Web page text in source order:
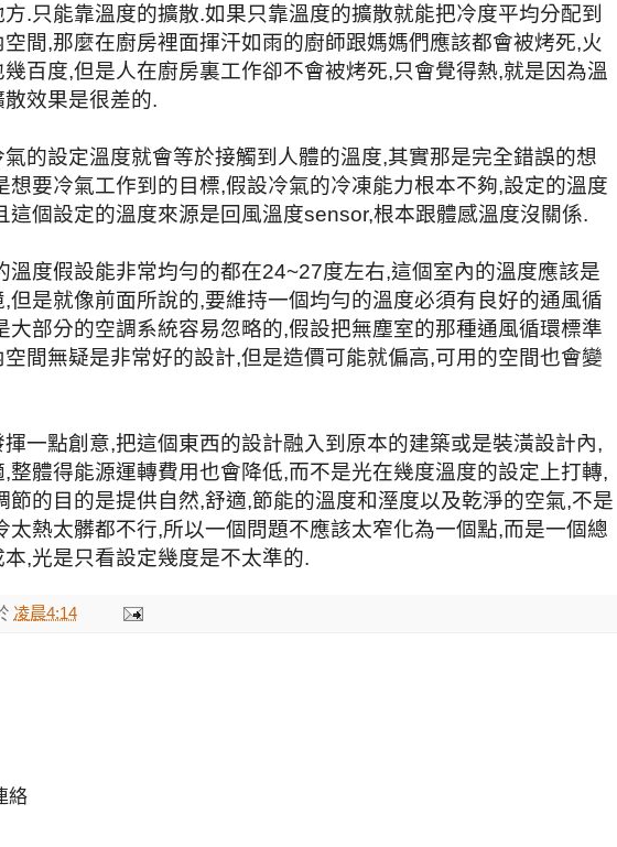
.只能靠溫度的擴散.如果只靠溫度的擴散就能把冷度平均分配到
間,那麼在廚房裡面揮汗如雨的廚師跟媽媽們應該都會被烤死,火
百度,但是人在廚房裏工作卻不會被烤死,只會覺得熱,就是因為溫
效果是很差的.
的設定溫度就會等於接觸到人體的溫度,其實那是完全錯誤的想
想要冷氣工作到的目標,假設冷氣的冷凍能力根本不夠,設定的溫度
這個設定的溫度來源是回風溫度sensor,根本跟體感溫度沒關係.
溫度假設能非常均勻的都在24~27度左右,這個室內的溫度應該是
但是就像前面所說的,要維持一個均勻的溫度必須有良好的通風循
大部分的空調系統容易忽略的,假設把無塵室的那種通風循環標準
間無疑是非常好的設計,但是造價可能就偏高,可用的空間也會變
一點創意,把這個東西的設計融入到原本的建築或是裝潢設計內,
整體得能源運轉費用也會降低,而不是光在幾度溫度的設定上打轉,
節的目的是提供自然,舒適,節能的溫度和溼度以及乾淨的空氣,不是
太熱太髒都不行,所以一個問題不應該太窄化為一個點,而是一個總
,光是只看設定幾度是不太準的.
凌晨4:14
絡